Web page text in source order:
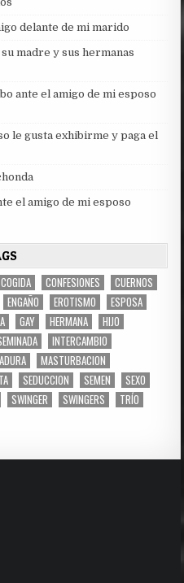
delante de mi marido
madre y sus hermanas
ante el amigo de mi esposo
le gusta exhibirme y paga el
el amigo de mi esposo
COGIDA CONFESIONES
CUERNOS
ENGAÑO EROTISMO
ESPOSA
GAY HERMANA
HIJO
INTERCAMBIO
MASTURBACION
SEDUCCION SEMEN
SEXO
SWINGER SWINGERS
TRÍO